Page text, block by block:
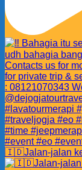
🇮🇩Jalan-jalan ke